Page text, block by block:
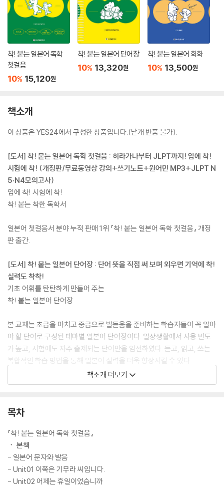
착! 붙는 일본어 독학
첫걸음
10% 15,120원
착! 붙는 일본어 단어장
10% 13,320원
착! 붙는 일본어 회화
10% 13,500원
책소개
이 상품은 YES24에서 구성한 상품입니다.(낱개 반품 불가).
[도서] 착! 붙는 일본어 독학 첫걸음 : 히라가나부터 JLPT까지! 입에 착!
시험에 착! (개정판/무료동영상 강의+쓰기노트+원어민 MP3+JLPT N
5·N4모의고사)
입에 착! 시험에 착!
착! 붙는 착한 독학서
일본어 첫걸음서 분야 누적 판매 1위 『착! 붙는 일본어 독학 첫걸음』 개정
판 출간.
[도서] 착! 붙는 일본어 단어장 : 단어 뜻을 직접 써 보며 외우면 기억에 착!
실력도 착착!
기초 어휘를 탄탄하게 만들어 주는
착! 붙는 일본어 단어장
본 교재는 초급을 마치고 중급으로 발돋움을 준비하는 학습자들이 꼭 알아
야 할 단어로 구성된 테마별 일본어 단어장이다. 일상생활에서 사용 빈도
가 높고, 시험에도 자주 출제되는 단어만을 엄선하였다. 듣고, 읽고, 쓰는
복합적인 학습 방법을 통해 일본어 실력을 더욱 향상시킬 수 있다.
[도서] 착! 붙는 일본어 회화 (MP3, 무료 인강, 무료 학습 자료)
패턴으로 익히는 일본어 회화
일본어 회화 연습을 효과적으로 할 수 있도록 원어민이 자주 쓰는 필수 표
현을 엄선했습니다. 총 15개의 테마로 구성되어 있어 관련 표현을 쉽게 익
힐 수 있으며, 무료로 제공되는 동영상 강의를 보며 쉽고 재미있게 독학할
수 있습니다.
책소개 더보기
목차
『착! 붙는 일본어 독학 첫걸음』
ㆍ 본책
- 일본어 문자와 발음
- Unit01 이쪽은 기무라 씨입니다.
- Unit02 어제는 휴일이었습니까